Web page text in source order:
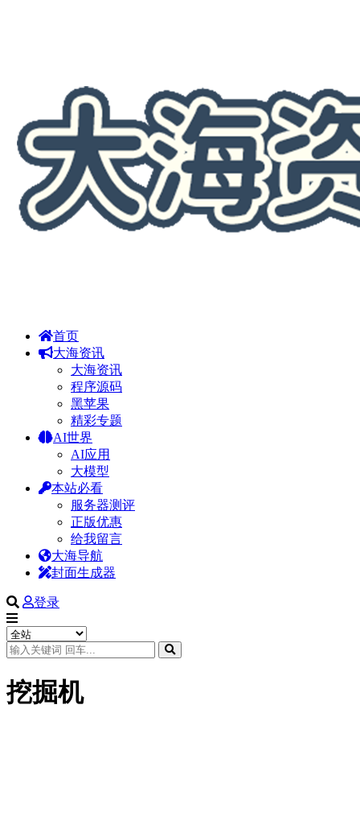
首页
大海资讯
大海资讯
程序源码
黑苹果
精彩专题
AI世界
AI应用
大模型
本站必看
服务器测评
正版优惠
给我留言
大海导航
封面生成器
登录
挖掘机